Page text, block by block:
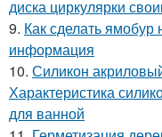
диска циркулярки
9. Как сделать
информация
10. Силикон
Характеристика
для ванной